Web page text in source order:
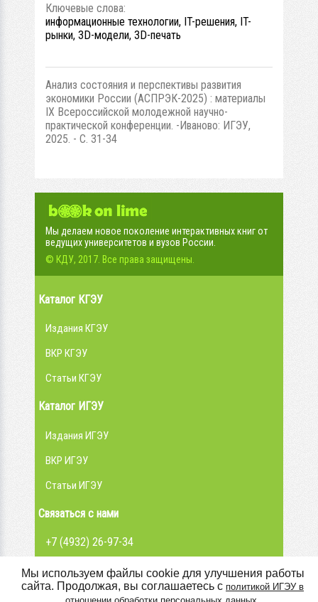
Ключевые слова:
информационные технологии, IT-решения, IT-
рынки, 3D-модели, 3D-печать
Анализ состояния и перспективы развития
экономики России (АСПРЭК-2025) : материалы
IX Всероссийской молодежной научно-
практической конференции. -Иваново: ИГЭУ,
2025. - С. 31-34
Мы делаем новое поколение интерактивных книг от
ведущих университетов и вузов России.
© КДУ, 2017. Все права защищены.
Каталог КГЭУ
Издания КГЭУ
ВКР КГЭУ
Статьи КГЭУ
Мы используем файлы cookie для улучшения работы
сайта. Продолжая, вы соглашаетесь с политикой ИГЭУ в
Каталог ИГЭУ
Издания ИГЭУ
ВКР ИГЭУ
Статьи ИГЭУ
Связаться с нами
+7 (4932) 26-97-34
admin@library.ispu.ru
Вконтакте